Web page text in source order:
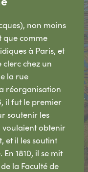
non moins
que comme
à Paris, et
chez un
la rue
réorganisation
il fut le premier
soutenir les
voulaient obtenir
et il les soutint
1810, il se mit
la Faculté de